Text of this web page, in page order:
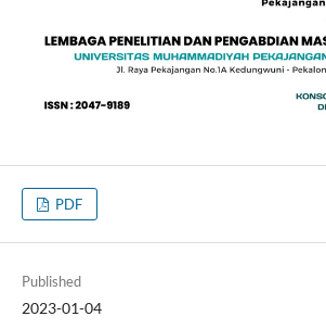
PDF
Published
2023-01-04